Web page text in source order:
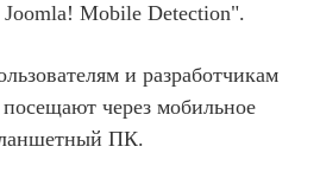
Mobile Detection".
и разработчикам
через мобильное
ПК.